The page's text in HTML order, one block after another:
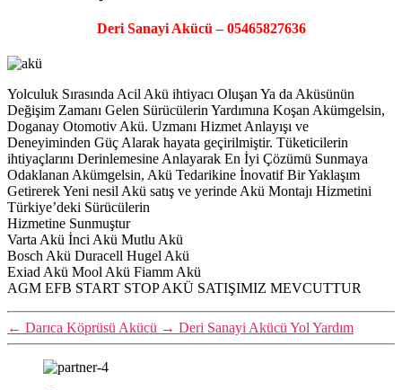
Deri Sanayi Akücü – 05465827636
Yolculuk Sırasında Acil Akü ihtiyacı Oluşan Ya da Aküsünün
Değişim Zamanı Gelen Sürücülerin Yardımına Koşan Akümgelsin,
Doganay Otomotiv Akü. Uzmanı Hizmet Anlayışı ve
Deneyiminden Güç Alarak hayata geçirilmiştir. Tüketicilerin
ihtiyaçlarını Derinlemesine Anlayarak En İyi Çözümü Sunmaya
Odaklanan Akümgelsin, Akü Tedarikine İnovatif Bir Yaklaşım
Getirerek Yeni nesil Akü satış ve yerinde Akü Montajı Hizmetini
Türkiye’deki Sürücülerin
Hizmetine Sunmuştur
Varta Akü İnci Akü Mutlu Akü
Bosch Akü Duracell Hugel Akü
Exiad Akü Mool Akü Fiamm Akü
AGM EFB START STOP AKÜ SATIŞIMIZ MEVCUTTUR
← Darıca Köprüsü Akücü → Deri Sanayi Akücü Yol Yardım